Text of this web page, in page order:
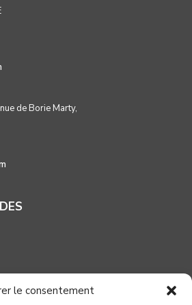
le consentement
de Borie Marty,